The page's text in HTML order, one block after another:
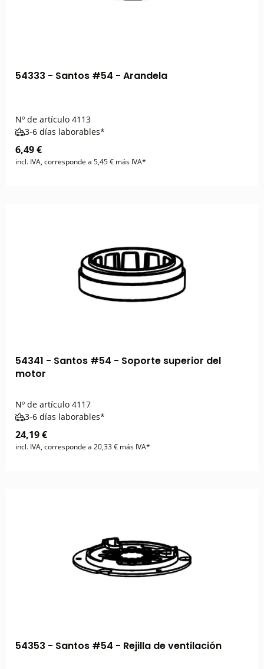
54333 - Santos #54 - Arandela
Nº de artículo 4113
3-6 días laborables*
6,49 €
incl. IVA, corresponde a 5,45 € más IVA*
54341 - Santos #54 - Soporte superior del
motor
Nº de artículo 4117
3-6 días laborables*
24,19 €
incl. IVA, corresponde a 20,33 € más IVA*
54353 - Santos #54 - Rejilla de ventilación